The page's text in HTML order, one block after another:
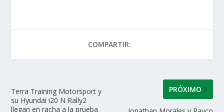
A
p
o
k
dI
n
ar
r
COMPARTIR:
Terra Training Motorsport y
su Hyundai i20 N Rally2
llegan en racha a la prueba
PRÓXIMO